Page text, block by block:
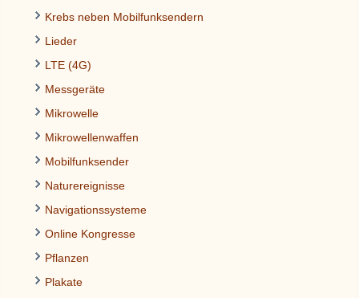
Krebs neben Mobilfunksendern
Lieder
LTE (4G)
Messgeräte
Mikrowelle
Mikrowellenwaffen
Mobilfunksender
Naturereignisse
Navigationssysteme
Online Kongresse
Pflanzen
Plakate